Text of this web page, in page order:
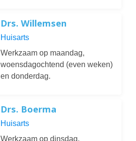
Drs. Willemsen
Huisarts
Werkzaam op maandag,
woensdagochtend (even weken)
en donderdag.
Drs. Boerma
Huisarts
Werkzaam op dinsdag,